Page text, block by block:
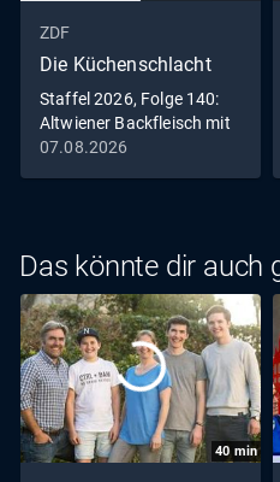
ZDF
Die Küchenschlacht
Staffel 2026, Folge 140:
Altwiener Backfleisch mit
Remouladensauce
07.08.2026
Das könnte dir auch
40 min